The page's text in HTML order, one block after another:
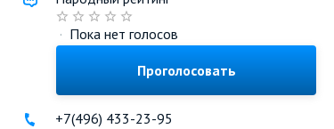
· Пока нет голосов
Проголосовать
+7(496) 433-23-95